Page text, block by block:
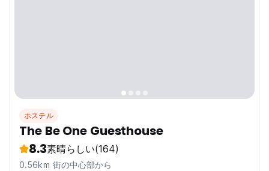
ホステル
The Be One Guesthouse
8.3素晴らしい(164)
0.56km 街の中心部から